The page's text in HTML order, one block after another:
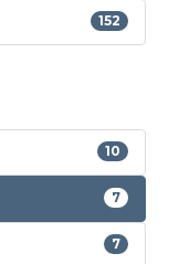
152
10
7
7